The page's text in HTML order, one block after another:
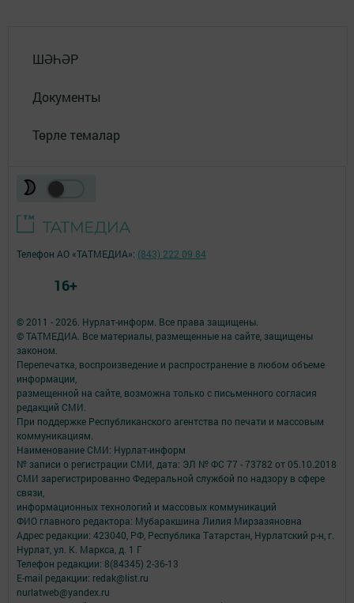
ШӘҺӘР
Документы
Төрле темалар
© 2011 - 2026. Нурлат-⁠информ. Все права защищены.
© ТАТМЕДИА. Все материалы, размещенные на сайте, защищены
законом.
Перепечатка, воспроизведение и распространение в любом объеме
информации,
размещенной на сайте, возможна только с письменного согласия
редакций СМИ.
При поддержке Республиканского агентства по печати и массовым
коммуникациям.
Наименование СМИ: Нурлат-⁠информ
№ записи о регистрации СМИ, дата: ЭЛ № ФС 77 -⁠ 73782 от 05.10.2018
СМИ зарегистрированно Федеральной службой по надзору в сфере
связи,
информационных технологий и массовых коммуникаций
ФИО главного редактора: Мубаракшина Лилия Мирзазяновна
Адрес редакции: 423040, РФ, Республика Татарстан, Нурлатский р-н, г.
Нурлат, ул. К. Маркса, д. 1 Г
Телефон редакции: 8(84345) 2-36-13
E-mail редакции: redak@list.ru
nurlatweb@yandex.ru
Телефон АО «ТАТМЕДИА»: (843) 222 09 84
16+